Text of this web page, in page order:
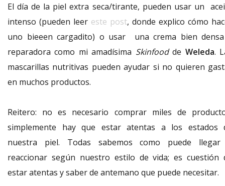
El día de la piel extra seca/tirante, pueden usar un
intenso (pueden leer este post, donde explico cómo
uno bieeen cargadito) o usar una crema bien
reparadora como mi amadísima Skinfoodde Weleda.
mascarillas nutritivas pueden ayudar si no quieren
en muchos productos.
Reitero: no es necesario comprar miles de
simplemente hay que estar atentas a los estados
nuestra piel. Todas sabemos como puede
reaccionar según nuestro estilo de vida; es cuestión
estar atentas y saber de antemano que puede necesitar.